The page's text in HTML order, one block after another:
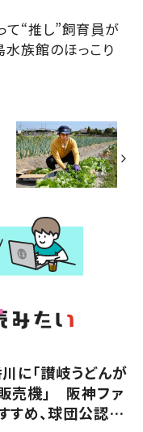
て“推し”飼育員が
族館のほっこり
に「讃岐うどんが
売機」 阪神ファ
すめ、球団公認カ